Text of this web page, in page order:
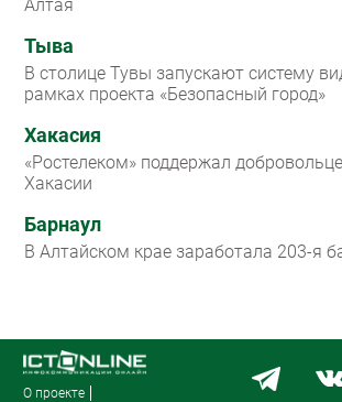
Алтая
Тыва
В столице Тувы запускают систему
рамках проекта «Безопасный город»
Хакасия
«Ростелеком» поддержал
Хакасии
Барнаул
В Алтайском крае заработала 203-я
О проекте